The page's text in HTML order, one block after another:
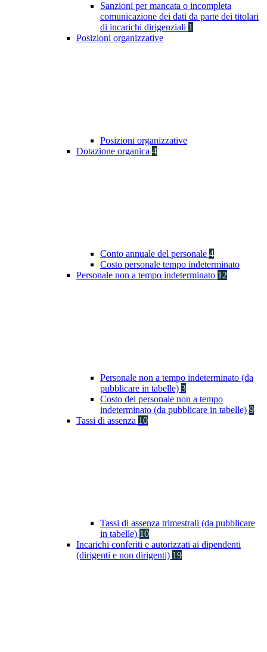
Sanzioni per mancata o incompleta
comunicazione dei dati da parte dei titolari
di incarichi dirigenziali 1
Posizioni organizzative
Posizioni organizzative
Dotazione organica 4
Conto annuale del personale 4
Costo personale tempo indeterminato
Personale non a tempo indeterminato 12
Personale non a tempo indeterminato (da
pubblicare in tabelle) 3
Costo del personale non a tempo
indeterminato (da pubblicare in tabelle) 9
Tassi di assenza 10
Tassi di assenza trimestrali (da pubblicare
in tabelle) 10
Incarichi conferiti e autorizzati ai dipendenti
(dirigenti e non dirigenti) 19